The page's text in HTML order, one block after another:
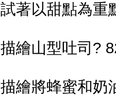
試著以甜點為重
描繪山型吐司?
描繪將蜂蜜和奶